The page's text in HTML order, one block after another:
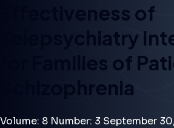
Effectiveness of
Telepsychiatry
for Families of
Schizophrenia
Volume: 8 Number: 3 September